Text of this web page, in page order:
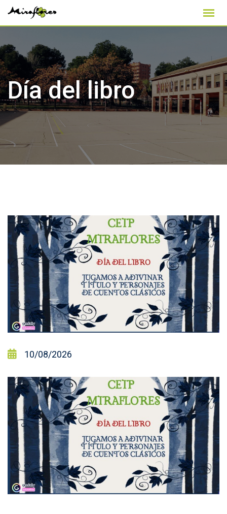
Skip
Día del libro
10/08/2026